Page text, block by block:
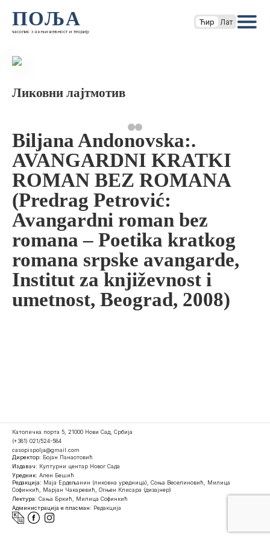
ПОЉА
часопис за књижевност и теорију
Ћир Лат
Ликовни лајтмотив
Biljana Andonovska:.
AVANGARDNI KRATKI
ROMAN BEZ ROMANA
(Predrag Petrović:
Avangardni roman bez
romana – Poetika kratkog
romana srpske avangarde,
Institut za književnost i
umetnost, Beograd, 2008)
Католичка порта 5, 21000 Нови Сад, Србија
(+381) 021/524-584
casopispolja@gmail.com
Директор: Бојан Панаотовић
Издавач: Културни центар Новог Сада
Уредник: Ален Бешић
Редакција: Маја Ердељанин (ликовна уредница), Соња Веселиновић, Милица
Софинкић, Марјан Чакаревић, Огњен Клисара (дизајнер)
Лектура: Сања Бркић, Милица Софинкић
Администрација и пласман: Редакција